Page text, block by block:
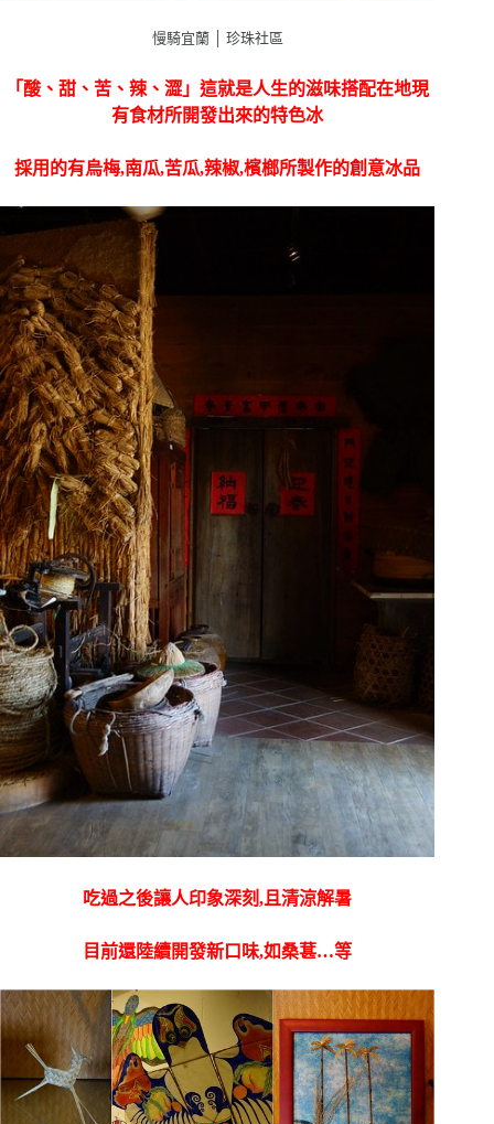
慢騎宜蘭 │ 珍珠社區
「酸、甜、苦、辣、澀」這就是人生的滋味搭配在地現
有食材所開發出來的特色冰
採用的有烏梅,南瓜,苦瓜,辣椒,檳榔所製作的創意冰品
吃過之後讓人印象深刻,且清涼解暑
目前還陸續開發新口味,如桑葚…等